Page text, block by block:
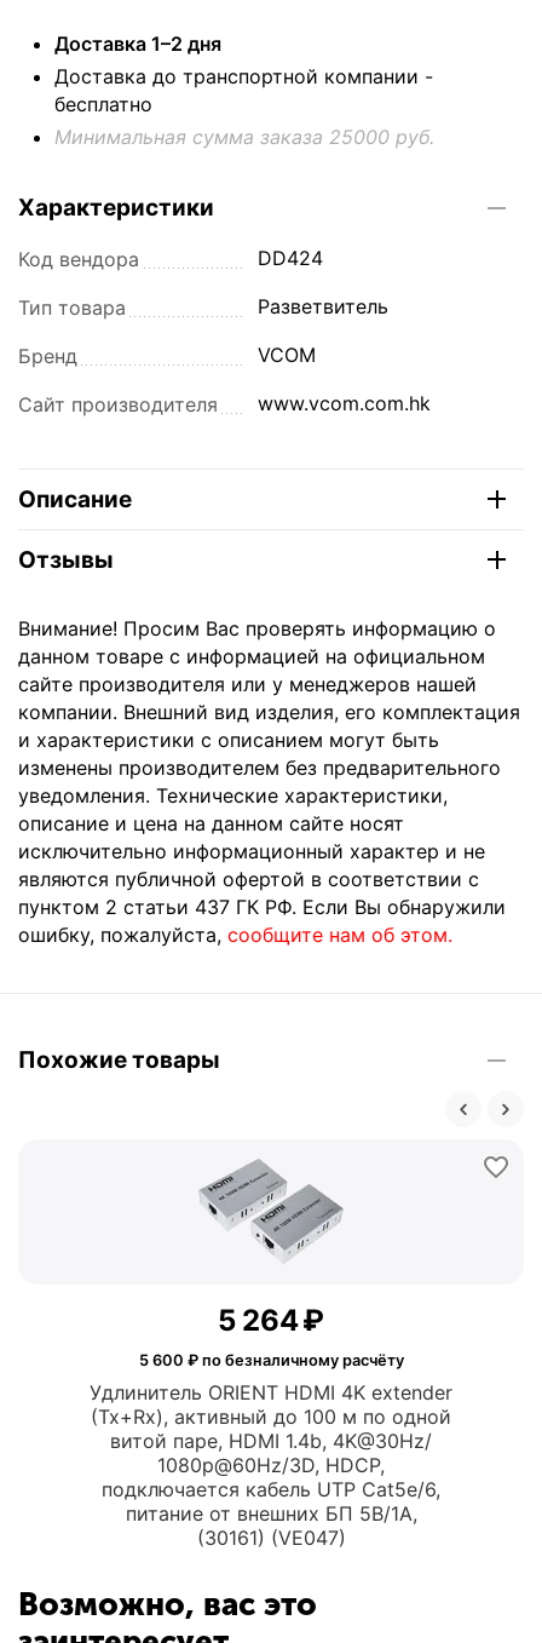
Доставка 1–2 дня
Доставка до транспортной компании -
бесплатно
Минимальная сумма заказа 25000 руб.
Характеристики
Код вендора DD424
Тип товара Разветвитель
Бренд VCOM
Сайт производителя www.vcom.com.hk
Описание
Отзывы
Внимание! Просим Вас проверять информацию о
данном товаре с информацией на официальном
сайте производителя или у менеджеров нашей
компании. Внешний вид изделия, его комплектация
и характеристики с описанием могут быть
изменены производителем без предварительного
уведомления. Технические характеристики,
описание и цена на данном сайте носят
исключительно информационный характер и не
являются публичной офертой в соответствии с
пунктом 2 статьи 437 ГК РФ. Если Вы обнаружили
ошибку, пожалуйста, сообщите нам об этом.
Похожие товары
Удлинитель ORIENT HDMI 4K extender
(Tx+Rx), активный до 100 м по одной
витой паре, HDMI 1.4b, 4K@30Hz/
1080p@60Hz/3D, HDCP,
подключается кабель UTP Cat5e/6,
питание от внешних БП 5В/1А,
(30161) (VE047)
5 264₽
5 600 ₽ по безналичному расчёту
Возможно, вас это